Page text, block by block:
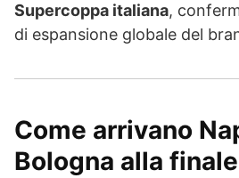
Supercoppa italiana,
di espansione globale del
Come arrivano
Bologna alla